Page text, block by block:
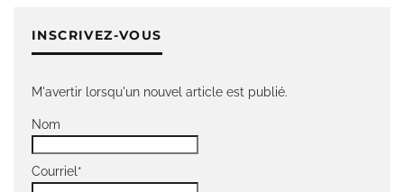
INSCRIVEZ-VOUS
M'avertir lorsqu'un nouvel article est publié.
Nom
Courriel*